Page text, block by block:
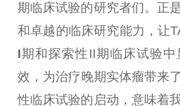
期临床试验的研究者们。正
和卓越的临床研究能力，让
I期和探索性 II期临床试验
效，为治疗晚期实体瘤带来
性临床试验的启动，意味着